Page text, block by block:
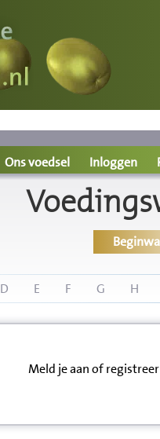
Ons voedsel Inloggen
D E F G H
Meld je aan of